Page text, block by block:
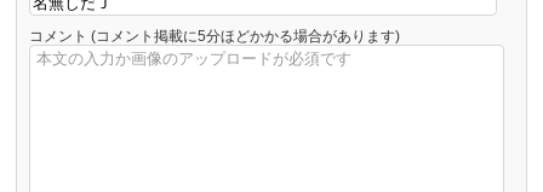
コメント (コメント掲載に5分ほどかかる場合があります)